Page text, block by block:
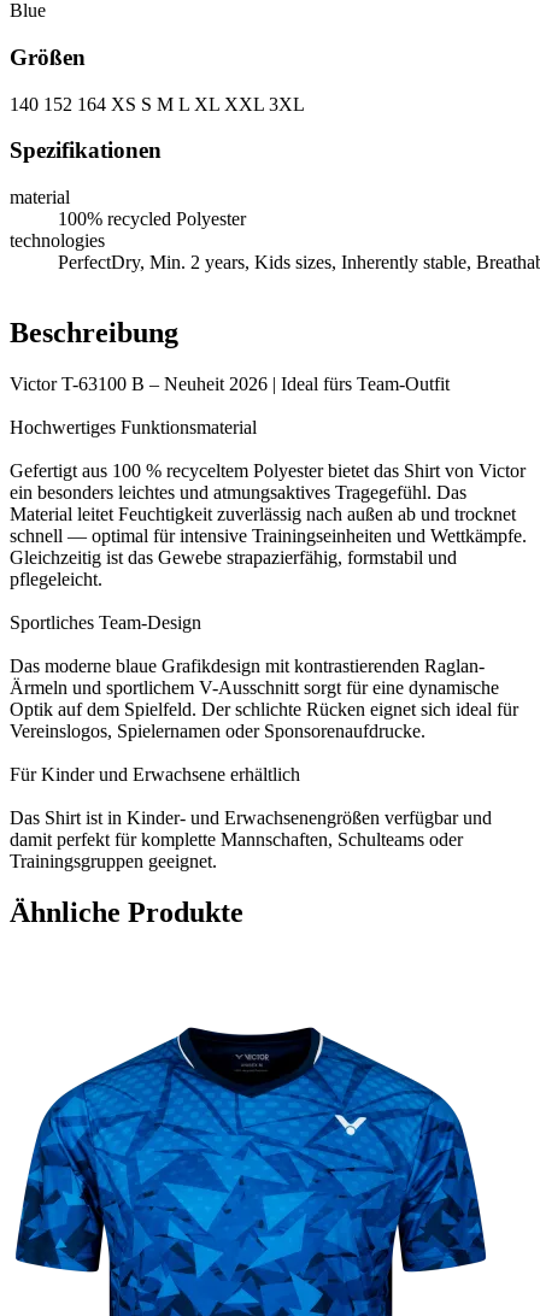
Blue
Größen
140 152 164 XS S M L XL XXL 3XL
Spezifikationen
material
100% recycled Polyester
technologies
PerfectDry, Min. 2 years, Kids sizes, Inherently stable,
Beschreibung
Victor T-63100 B – Neuheit 2026 | Ideal fürs Team-Outfit
Hochwertiges Funktionsmaterial
Gefertigt aus 100 % recyceltem Polyester bietet das Shirt von Victor
ein besonders leichtes und atmungsaktives Tragegefühl. Das
Material leitet Feuchtigkeit zuverlässig nach außen ab und trocknet
schnell — optimal für intensive Trainingseinheiten und Wettkämpfe.
Gleichzeitig ist das Gewebe strapazierfähig, formstabil und
pflegeleicht.
Sportliches Team-Design
Das moderne blaue Grafikdesign mit kontrastierenden Raglan-
Ärmeln und sportlichem V-Ausschnitt sorgt für eine dynamische
Optik auf dem Spielfeld. Der schlichte Rücken eignet sich ideal für
Vereinslogos, Spielernamen oder Sponsorenaufdrucke.
Für Kinder und Erwachsene erhältlich
Das Shirt ist in Kinder- und Erwachsenengrößen verfügbar und
damit perfekt für komplette Mannschaften, Schulteams oder
Trainingsgruppen geeignet.
Ähnliche Produkte